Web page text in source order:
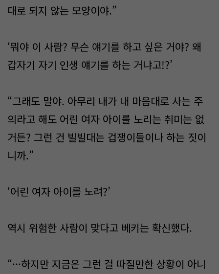
대로 되지 않는 모양이야.”
‘뭐야 이 사람? 무슨 얘기를 하고 싶은 거야? 왜
갑자기 자기 인생 얘기를 하는 거냐고!?’
“그래도 말야. 아무리 내가 내 마음대로 사는 주
의라고 해도 어린 여자 아이를 노리는 취미는 없
거든? 그런 건 빌빌대는 겁쟁이들이나 하는 짓이
니까.”
‘어린 여자 아이를 노려?’
역시 위험한 사람이 맞다고 베키는 확신했다.
“···하지만 지금은 그런 걸 따질만한 상황이 아니